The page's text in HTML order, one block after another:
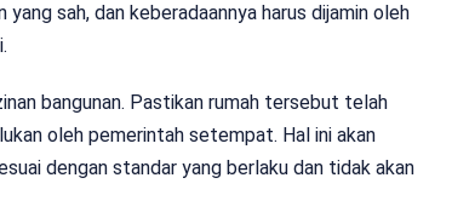
sah, dan keberadaannya harus dijamin oleh
bangunan. Pastikan rumah tersebut telah
oleh pemerintah setempat. Hal ini akan
dengan standar yang berlaku dan tidak akan